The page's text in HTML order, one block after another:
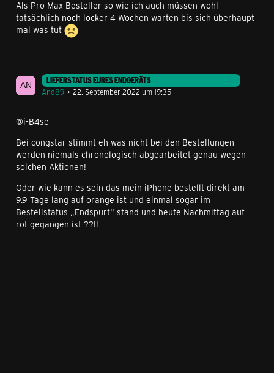
Als Pro Max Besteller so wie ich auch müssen wohl
tatsächlich noch locker 4 Wochen warten bis sich überhaupt
mal was tut
LIEFERSTATUS EURES ENDGERÄTS
And89
22. September 2022 um 19:35
@i-B4se
Bei congstar stimmt eh was nicht bei den Bestellungen
werden niemals chronologisch abgearbeitet genau wegen
solchen Aktionen!
Oder wie kann es sein das mein iPhone bestellt direkt am
9.9 Tage lang auf orange ist und einmal sogar im
Bestellstatus „Endspurt“ stand und heute Nachmittag auf
rot gegangen ist ??!!